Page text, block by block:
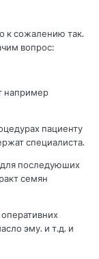
к сожалению так.
вопрос:
например
пациенту
специалиста.
последуюших
семян
эму. и т.д. и